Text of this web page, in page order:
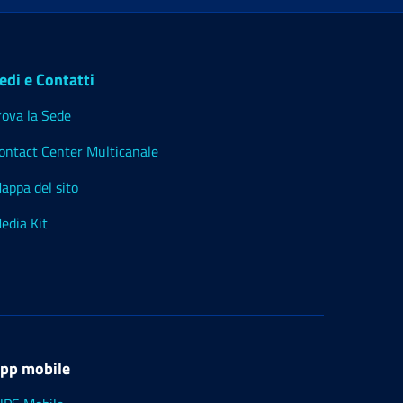
e Contatti
la Sede
Center Multicanale
del sito
Kit
mobile